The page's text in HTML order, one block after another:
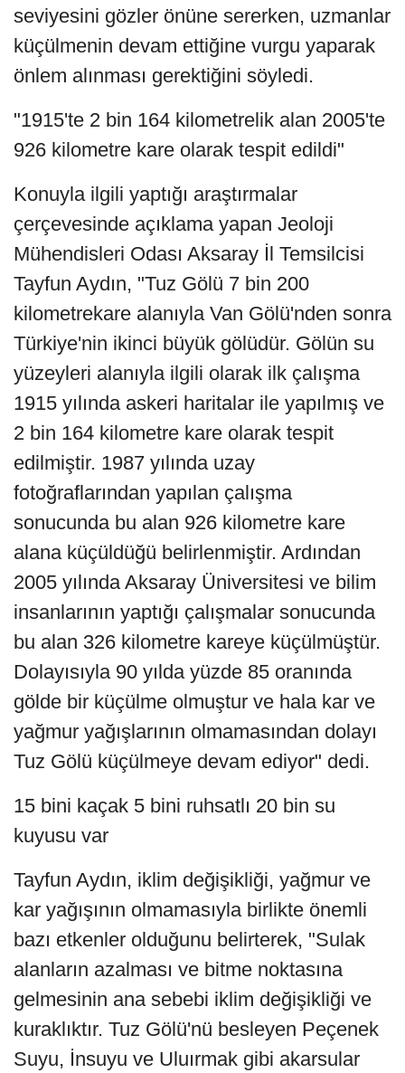
seviyesini gözler önüne sererken, uzmanlar
küçülmenin devam ettiğine vurgu yaparak
önlem alınması gerektiğini söyledi.
"1915'te 2 bin 164 kilometrelik alan 2005'te
926 kilometre kare olarak tespit edildi"
Konuyla ilgili yaptığı araştırmalar
çerçevesinde açıklama yapan Jeoloji
Mühendisleri Odası Aksaray İl Temsilcisi
Tayfun Aydın, "Tuz Gölü 7 bin 200
kilometrekare alanıyla Van Gölü'nden sonra
Türkiye'nin ikinci büyük gölüdür. Gölün su
yüzeyleri alanıyla ilgili olarak ilk çalışma
1915 yılında askeri haritalar ile yapılmış ve
2 bin 164 kilometre kare olarak tespit
edilmiştir. 1987 yılında uzay
fotoğraflarından yapılan çalışma
sonucunda bu alan 926 kilometre kare
alana küçüldüğü belirlenmiştir. Ardından
2005 yılında Aksaray Üniversitesi ve bilim
insanlarının yaptığı çalışmalar sonucunda
bu alan 326 kilometre kareye küçülmüştür.
Dolayısıyla 90 yılda yüzde 85 oranında
gölde bir küçülme olmuştur ve hala kar ve
yağmur yağışlarının olmamasından dolayı
Tuz Gölü küçülmeye devam ediyor" dedi.
15 bini kaçak 5 bini ruhsatlı 20 bin su
kuyusu var
Tayfun Aydın, iklim değişikliği, yağmur ve
kar yağışının olmamasıyla birlikte önemli
bazı etkenler olduğunu belirterek, "Sulak
alanların azalması ve bitme noktasına
gelmesinin ana sebebi iklim değişikliği ve
kuraklıktır. Tuz Gölü'nü besleyen Peçenek
Suyu, İnsuyu ve Uluırmak gibi akarsular